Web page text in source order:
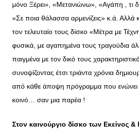
μόνο Ξέρει», «Μετανιώνω», «Αγάπη , τι
«Σε ποια θάλασσα αρμενίζεις» κ.ά. Αλλά
τον τελευταίο τους δίσκο «Mέτρα με
φυσικά, με αγαπημένα τους τραγούδια
παιγμένα με τον δικό τους
συνοψίζοντας έτσι τριάντα χρόνια
από κάθε άποψη πρόγραμμα που ενώνει
κοινό… σαν μια παρέα !
Στον καινούργιο δίσκο των Εκείνος &